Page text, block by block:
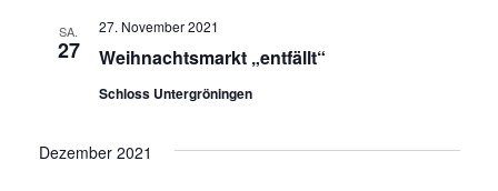
SA.
27 Weihnachtsmarkt „entfällt“
27. November 2021
Schloss Untergröningen
Dezember 2021